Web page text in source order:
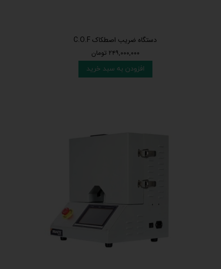
دستگاه ضریب اصطکاک C.O.F
۲۴۹,۰۰۰,۰۰۰ تومان
افزودن به سبد خرید